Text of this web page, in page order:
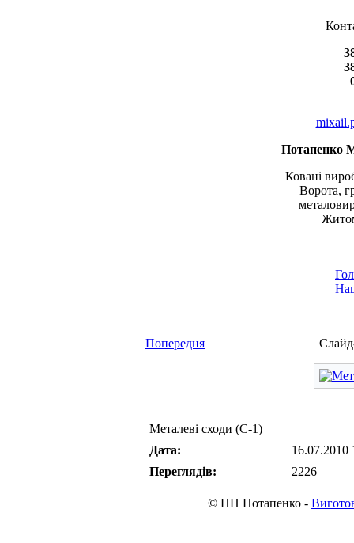
Потапенко
Ковані
Ворота,
Попередня
Металеві сходи (С-1)
Дата:
16.07.2010
Переглядів:
2226
© ПП Потапенко -